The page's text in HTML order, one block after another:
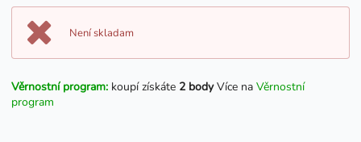
Není skladam
Věrnostní program: koupí získáte 2 bodyVíce na Věrnostní
program